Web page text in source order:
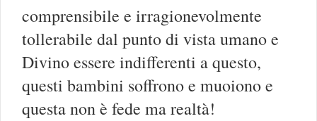
comprensibile e irragionevolmente
tollerabile dal punto di vista umano e
Divino essere indifferenti a questo,
questi bambini soffrono e muoiono e
questa non è fede ma realtà!